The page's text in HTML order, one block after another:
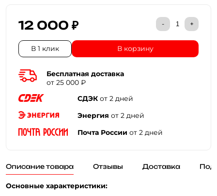
12 000 ₽ - +
В 1 клик В корзину
Бесплатная доставка
от 25 000 ₽
СДЭК от 2 дней
Энергия от 2 дней
Почта России от 2 дней
Описание товара Отзывы Доставка
Основные характеристики: